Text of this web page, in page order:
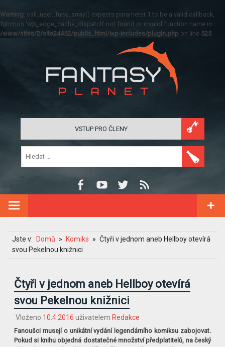
Warning: call_user_func_array() expects parameter 1 to be a valid callback,
function 'wp_edge_cache_dispatch' not found or invalid function name in
/www/sites/2/site24452/public_html/wp-includes/plugin.php on line 525
VSTUP PRO ČLENY
Jste v: Domů Komiks
Čtyři v jednom aneb Hellboy otevírá
svou Pekelnou knižnici
Čtyři v jednom aneb Hellboy otevírá
svou Pekelnou knižnici
Vloženo 10.4.2016 uživatelem Redakce
Fanoušci musejí o unikátní vydání legendárního komiksu zabojovat.
Pokud si knihu objedná dostatečné množství předplatitelů, na český